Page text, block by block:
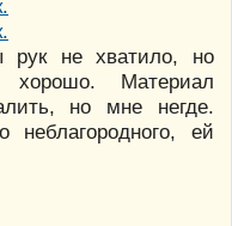
рук не хватило, но
Материал
но мне негде.
неблагородного, ей